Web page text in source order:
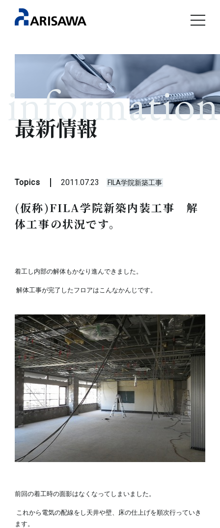
information
最新情報
Topics 2011.07.23 FILA学院新築工事
(仮称)FILA学院新築内装工事 解
体工事の状況です。
着工し内部の解体もかなり進んできました。
解体工事が完了したフロアはこんなかんじです。
前回の着工時の面影はなくなってしまいました。
これから電気の配線をし天井や壁、床の仕上げを順次行っていき
ます。